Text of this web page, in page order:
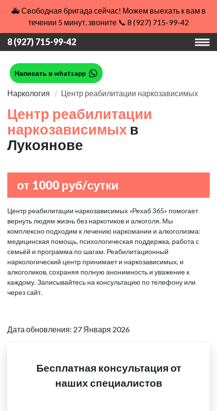
🚑 Свободная бригада сейчас! Можем выехать к вам в
течении 5 минут, звоните 📞 8 (927) 715-99-42
8 (927) 715-99-42
Написать в whatsapp
Наркология Центр реабилитации наркозависимых
Центр реабилитации
наркозависимых в
Лукоянове
от 1000 руб/сутки
Центр реабилитации наркозависимых «Рехаб 365» помогает
вернуть людям жизнь без наркотиков и алкоголя. Мы
комплексно подходим к лечению наркомании и алкоголизма:
медицинская помощь, психологическая поддержка, работа с
семьёй и программа по шагам. Реабилитационный
наркологический центр принимает и наркозависимых, и
алкоголиков, сохраняя полную анонимность и уважение к
каждому. Записывайтесь на консультацию по телефону или
через сайт.
Дата обновления: 27 Января 2026
Бесплатная консультация от
наших специалистов